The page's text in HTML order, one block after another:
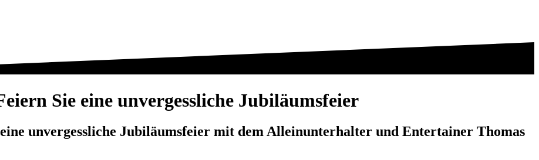
Sie eine unvergessliche Jubiläumsfeier
unvergessliche Jubiläumsfeier mit dem Alleinunterhalter und Entertainer Thomas